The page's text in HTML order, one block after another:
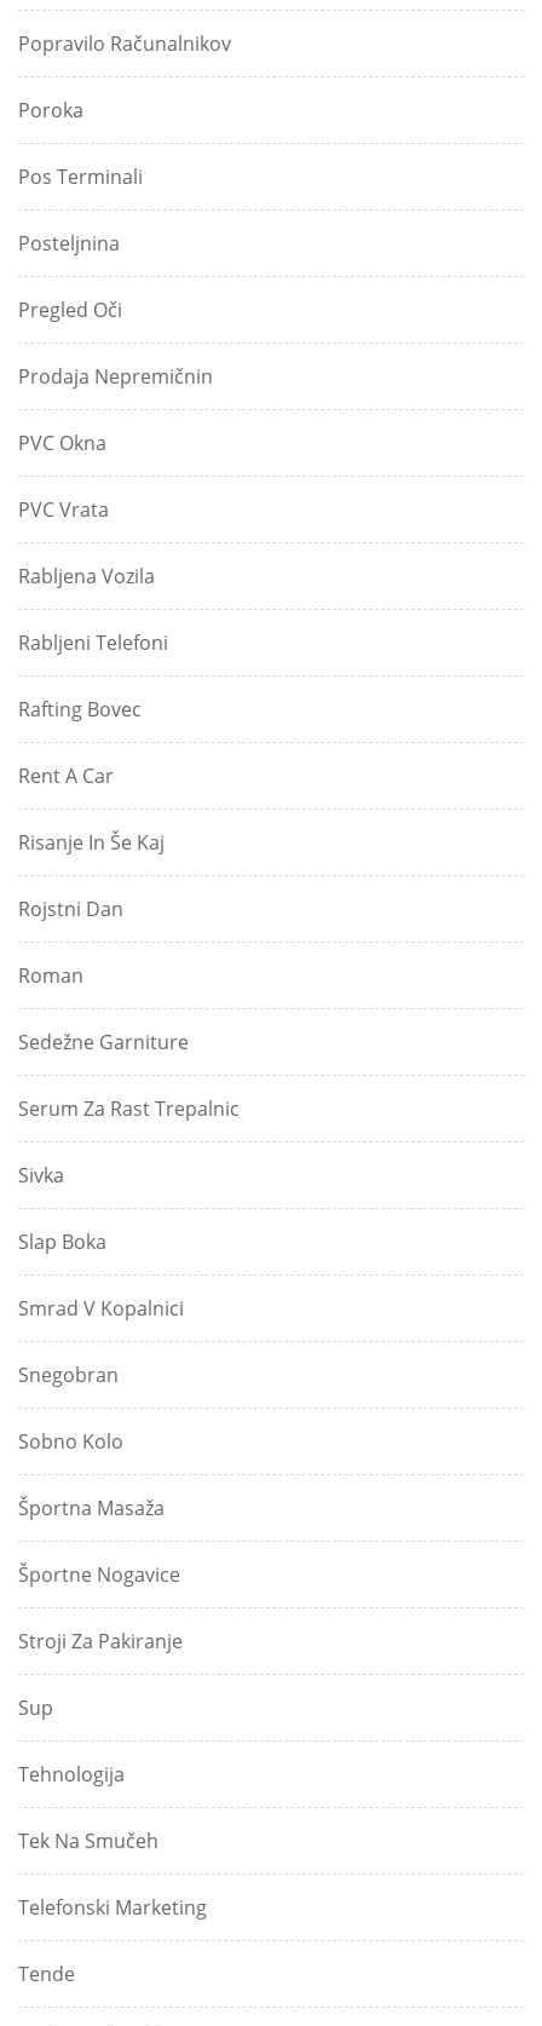
Popravilo Računalnikov
Poroka
Pos Terminali
Posteljnina
Pregled Oči
Prodaja Nepremičnin
PVC Okna
PVC Vrata
Rabljena Vozila
Rabljeni Telefoni
Rafting Bovec
Rent A Car
Risanje In Še Kaj
Rojstni Dan
Roman
Sedežne Garniture
Serum Za Rast Trepalnic
Sivka
Slap Boka
Smrad V Kopalnici
Snegobran
Sobno Kolo
Športna Masaža
Športne Nogavice
Stroji Za Pakiranje
Sup
Tehnologija
Tek Na Smučeh
Telefonski Marketing
Tende